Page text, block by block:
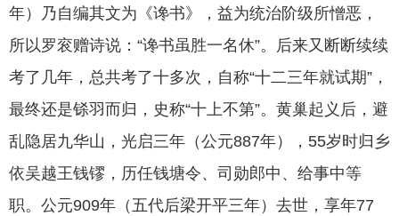
年）乃自编其文为《谗书》，益为统治阶级所憎恶，
所以罗衮赠诗说：“谗书虽胜一名休”。后来又断断续续
考了几年，总共考了十多次，自称“十二三年就试期”，
最终还是铩羽而归，史称“十上不第”。黄巢起义后，避
乱隐居九华山，光启三年（公元887年），55岁时归乡
依吴越王钱镠，历任钱塘令、司勋郎中、给事中等
职。公元909年（五代后梁开平三年）去世，享年77